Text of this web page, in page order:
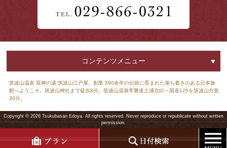
コンテンツメニュー
筑波山温泉 双神の湯 筑波山江戸屋。創業 390余年の伝統に育まれた落ち着きのある日本旅
館へようこそ。筑波山神社まで徒歩8分。筑波山温泉常磐道土浦北IC～国道125を筑波山方面
30分。
Copyright © 2026 Tsukubasan Edoya. All rights reserved. Never reproduce or republicate without written
permission.